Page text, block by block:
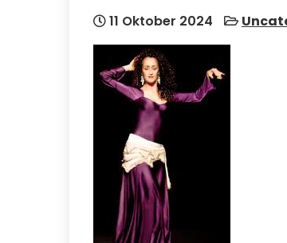
11 Oktober 2024